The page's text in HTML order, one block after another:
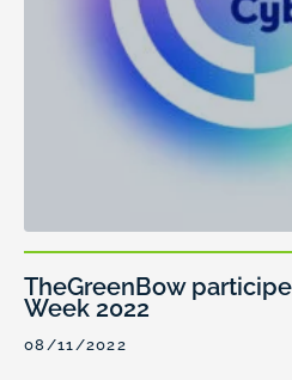
TheGreenBow
Week 2022
08/11/2022